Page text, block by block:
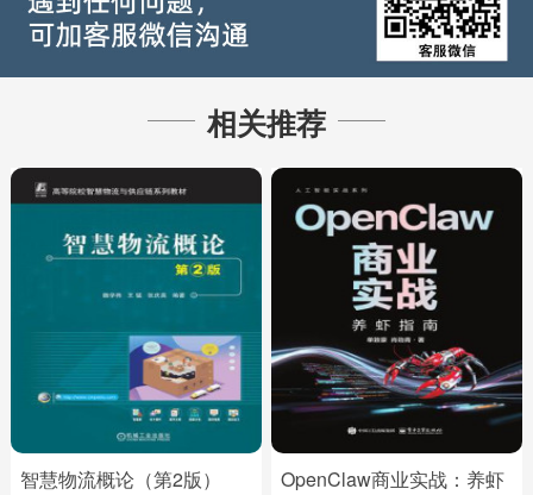
相关推荐
智慧物流概论（第2版）
OpenClaw商业实战：养虾